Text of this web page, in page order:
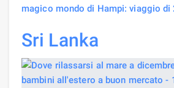
magico mondo di Hampi: viaggio di
Sri Lanka